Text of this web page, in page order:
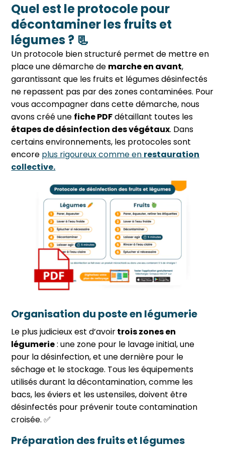
Quel est le protocole pour
décontaminer les fruits et
légumes ? 📃
Un protocole bien structuré permet de mettre en
place une démarche de marche en avant,
garantissant que les fruits et légumes désinfectés
ne repassent pas par des zones contaminées. Pour
vous accompagner dans cette démarche, nous
avons créé une fiche PDFdétaillant toutes les
étapes de désinfection des végétaux. Dans
certains environnements, les protocoles sont
encore plus rigoureux comme en restauration
collective.
Organisation du poste en légumerie
Le plus judicieux est d’avoirtrois zones en
légumerie: une zone pour le lavage initial, une
pour la désinfection, et une dernière pour le
séchage et le stockage. Tous les équipements
utilisés durant la décontamination, comme les
bacs, les éviers et les ustensiles, doivent être
désinfectés pour prévenir toute contamination
croisée. ✅
Préparation des fruits et légumes